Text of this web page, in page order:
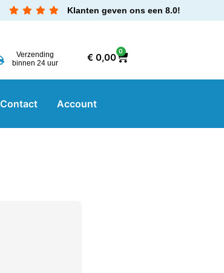
Klanten geven ons een 8.0!
Verzending
binnen 24 uur
€0,00
0
Contact Account